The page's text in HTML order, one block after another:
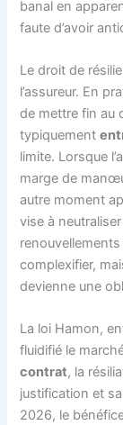
banal en
faute d’avoir
Le droit de
l’assureur. En
de mettre fin au
typiquement
limite. Lorsque
marge de
autre moment
vise à
renouvellements
complexifier,
devienne une
La loi Hamon,
fluidifié le
contrat, la
justification et
2026, le